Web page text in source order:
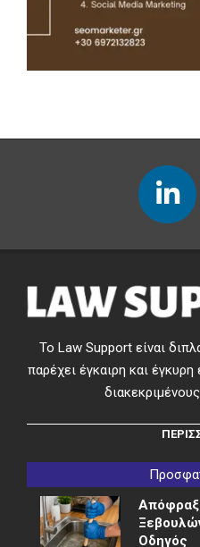
Το Law Support είναι
παρέχει έγκαιρη και
Οδηγός